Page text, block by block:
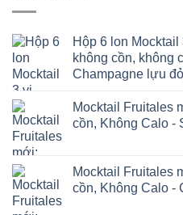
Hộp 6 lon
không cồn, không
Champagne lựu
Mocktail Fruitales
cồn, Không Calo -
Mocktail Fruitales
cồn, Không Calo -